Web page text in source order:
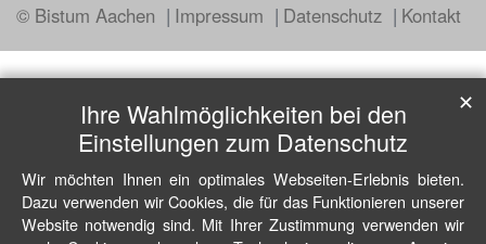
© Bistum Aachen Impressum Datenschutz Kontakt
Ihre Wahlmöglichkeiten bei den
Einstellungen zum Datenschutz
Wir möchten Ihnen ein optimales Webseiten-Erlebnis bieten.
Dazu verwenden wir Cookies, die für das Funktionieren unserer
Website notwendig sind. Mit Ihrer Zustimmung verwenden wir
✕